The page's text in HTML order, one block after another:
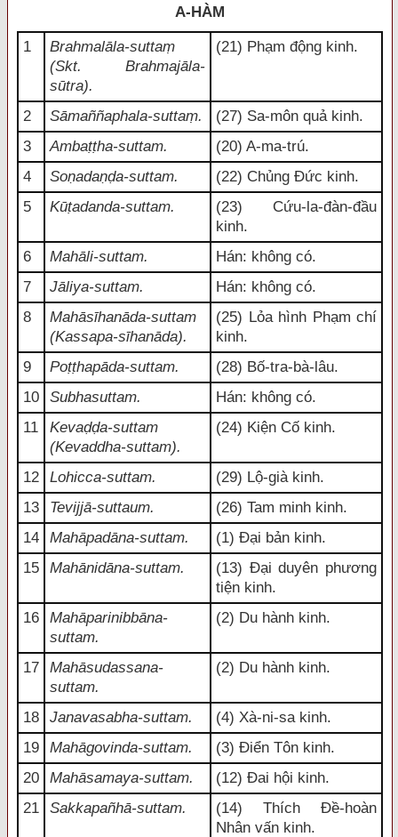
A-HÀM
1
Brahmalāla-suttaṃ
(Skt. Brahmajāla-
sūtra).
(21) Phạm động kinh.
2 Sāmaññaphala-suttaṃ.
(27) Sa-môn quả kinh.
3
Ambaṭṭha-suttam.
(20) A-ma-trú.
4
Soṇadaṇḍa-suttam.
(22) Chủng Đức kinh.
5
Kūṭadanda-suttam.
(23) Cứu-la-đàn-đầu
kinh.
6
Mahāli-suttam.
Hán: không có.
7
Jāliya-suttam.
Hán: không có.
8
Mahāsīhanāda-suttam
(Kassapa-sīhanāda).
(25) Lỏa hình Phạm chí
kinh.
9
Poṭṭhapāda-suttam.
(28) Bố-tra-bà-lâu.
10
Subhasuttam.
Hán: không có.
11
Kevaḍḍa-suttam
(Kevaddha-suttam).
(24) Kiện Cố kinh.
12 Lohicca-suttam.
(29) Lộ-già kinh.
13
Tevijjā-suttaum.
(26) Tam minh kinh.
14
Mahāpadāna-suttam.
(1) Đại bản kinh.
15
Mahānidāna-suttam.
(13) Đại duyên phương
tiện kinh.
16
Mahāparinibbāna-
suttam.
(2) Du hành kinh.
17
Mahāsudassana-
suttam.
(2) Du hành kinh.
18 Janavasabha-suttam.
(4) Xà-ni-sa kinh.
19
Mahāgovinda-suttam.
(3) Điển Tôn kinh.
20
Mahāsamaya-suttam.
(12) Đai hội kinh.
21
Sakkapañhā-suttam.
(14) Thích Đề-hoàn
Nhân vấn kinh.